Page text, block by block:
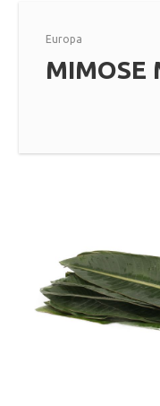
Europa
MIMOSE